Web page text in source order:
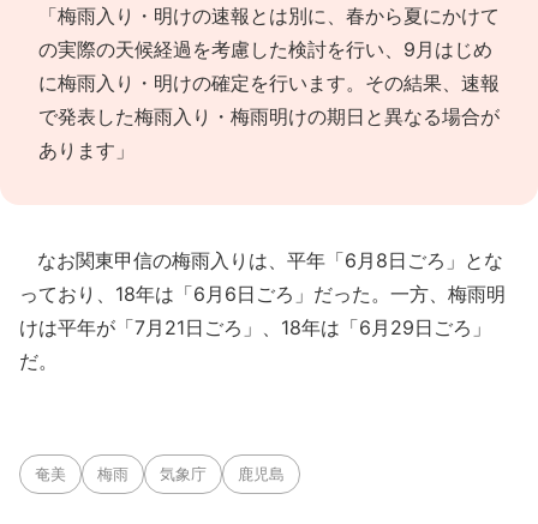
「梅雨入り・明けの速報とは別に、春から夏にかけて
の実際の天候経過を考慮した検討を行い、9月はじめ
に梅雨入り・明けの確定を行います。その結果、速報
で発表した梅雨入り・梅雨明けの期日と異なる場合が
あります」
なお関東甲信の梅雨入りは、平年「6月8日ごろ」とな
っており、18年は「6月6日ごろ」だった。一方、梅雨明
けは平年が「7月21日ごろ」、18年は「6月29日ごろ」
だ。
奄美 梅雨 気象庁 鹿児島